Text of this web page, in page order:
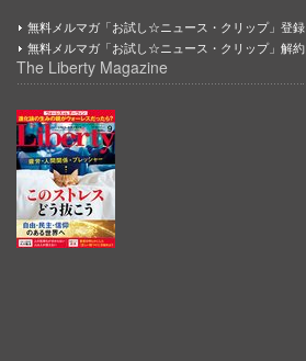
無料メルマガ「お試し☆ニュース・クリップ」登録
無料メルマガ「お試し☆ニュース・クリップ」解約
The Liberty Magazine